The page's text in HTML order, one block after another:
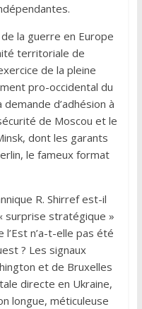
la guerre en Europe
territoriale de
de la pleine
pro-occidental du
d’adhésion à
de Moscou et le
dont les garants
le fameux format
R. Shirref est-il
surprise stratégique »
l’Est n’a-t-elle pas été
? Les signaux
et de Bruxelles
directe en Ukraine,
longue, méticuleuse